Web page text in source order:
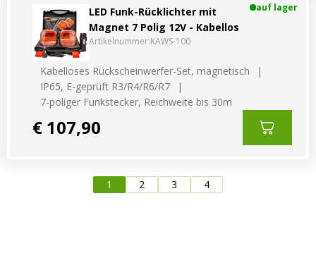
LED Funk-Rücklichter mit
Magnet 7 Polig 12V - Kabellos
Artikelnummer:KAWS-100
auf lager
Kabelloses Rückscheinwerfer-Set, magnetisch
IP65, E-geprüft R3/R4/R6/R7
7-poliger Funkstecker, Reichweite bis 30m
€ 107,90
1 2 3 4